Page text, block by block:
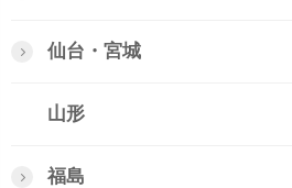
仙台・宮城
山形
福島